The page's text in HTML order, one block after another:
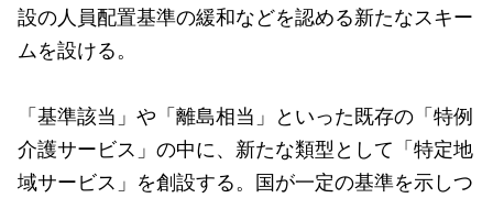
設の人員配置基準の緩和などを認める新たなスキー
ムを設ける。
「基準該当」や「離島相当」といった既存の「特例
介護サービス」の中に、新たな類型として「特定地
域サービス」を創設する。国が一定の基準を示しつ